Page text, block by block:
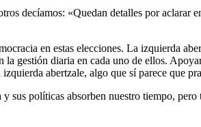
decíamos: «Quedan detalles por aclarar
en estas elecciones. La izquierda
gestión diaria en cada uno de ellos.
abertzale, algo que sí parece que
sus políticas absorben nuestro tiempo,